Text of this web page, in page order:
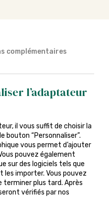
complémentaires
l’adaptateur
il vous suffit de choisir la
bouton “Personnaliser”.
vous permet d’ajouter
pouvez également
sur des logiciels tels que
les importer. Vous pouvez
plus tard. Après
vérifiés par nos